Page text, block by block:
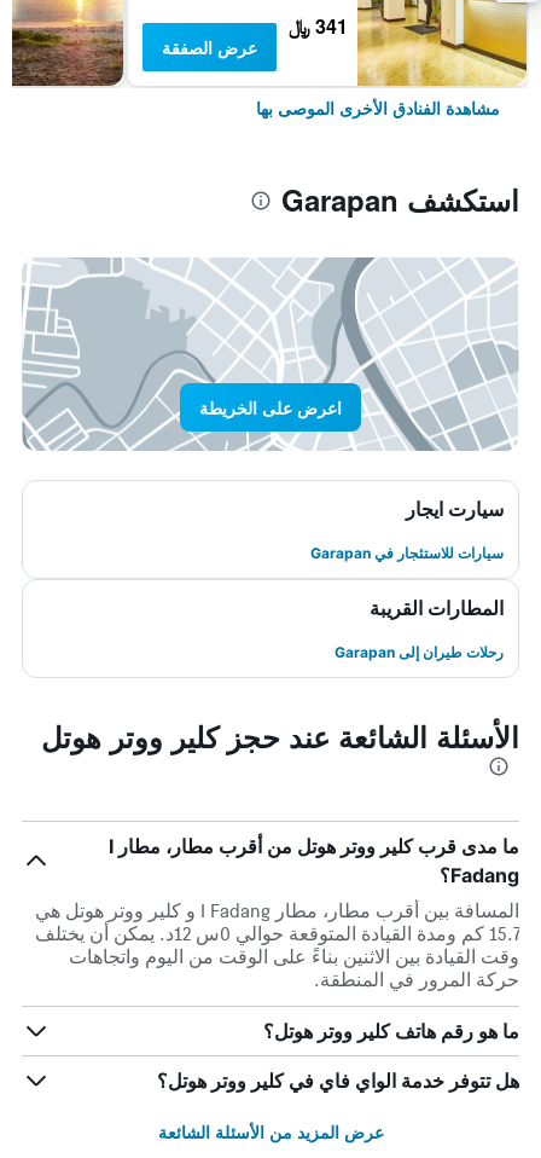
341 ﷼
عرض الصفقة
مشاهدة الفنادق الأخرى الموصى بها
استكشف Garapan
اعرض على الخريطة
سيارت ايجار
سيارات للاستئجار في Garapan
المطارات القريبة
رحلات طيران إلى Garapan
الأسئلة الشائعة عند حجز كلير ووتر هوتل
ما مدى قرب كلير ووتر هوتل من أقرب مطار، مطار I
Fadang؟
المسافة بين أقرب مطار، مطار I Fadang و كلير ووتر هوتل هي
15.7 كم ومدة القيادة المتوقعة حوالي 0س 12د. يمكن أن يختلف
وقت القيادة بين الاثنين بناءً على الوقت من اليوم واتجاهات
حركة المرور في المنطقة.
ما هو رقم هاتف كلير ووتر هوتل؟
هل تتوفر خدمة الواي فاي في كلير ووتر هوتل؟
عرض المزيد من الأسئلة الشائعة